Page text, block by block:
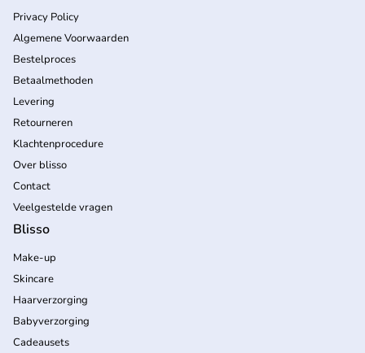
Privacy Policy
Algemene Voorwaarden
Bestelproces
Betaalmethoden
Levering
Retourneren
Klachtenprocedure
Over blisso
Contact
Veelgestelde vragen
Blisso
Make-up
Skincare
Haarverzorging
Babyverzorging
Cadeausets